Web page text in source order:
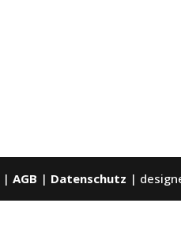
|AGB | Datenschutz |